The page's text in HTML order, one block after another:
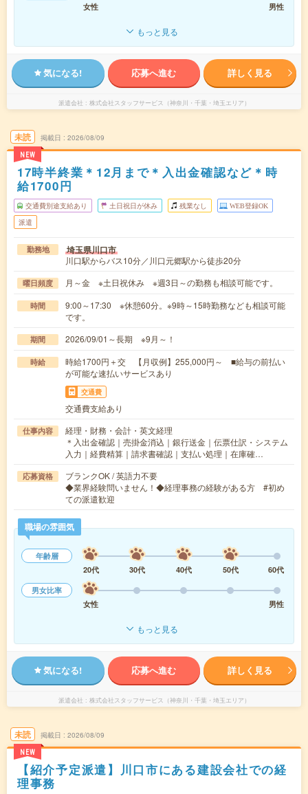
女性
男性
もっと見る
気になる! 応募へ進む 詳しく見る
派遣会社 株式会社スタッフサービス（神奈川・千葉・埼玉エリア）
未読
NEW
掲載日 2026/08/09
17時半終業＊12月まで＊入出金確認など＊時
給1700円
交通費別途支給あり 土日祝日が休み 残業なし WEB登録OK
派遣
勤務地 埼玉県川口市
川口駅からバス10分／川口元郷駅から徒歩20分
曜日頻度 月～金 ※土日祝休み ※週3日～の勤務も相談可能です。
時間
9:00～17:30 ※休憩60分。※9時～15時勤務なども相談可能
です。
期間 2026/09/01～長期 ※9月～！
時給
時給1700円＋交 【月収例】255,000円～ ■給与の前払い
が可能な速払いサービスあり
交通費
交通費支給あり
仕事内容
経理・財務・会計・英文経理
＊入出金確認｜売掛金消込｜銀行送金｜伝票仕訳・システム
入力｜経費精算｜請求書確認｜支払い処理｜在庫確…
応募資格
ブランクOK / 英語力不要
◆業界経験問いません！◆経理事務の経験がある方 #初め
ての派遣歓迎
職場の雰囲気
年齢層
20代
30代 40代 50代
60代
男女比率
女性
男性
もっと見る
気になる! 応募へ進む 詳しく見る
派遣会社 株式会社スタッフサービス（神奈川・千葉・埼玉エリア）
未読
NEW
掲載日 2026/08/09
【紹介予定派遣】川口市にある建設会社での経
理事務